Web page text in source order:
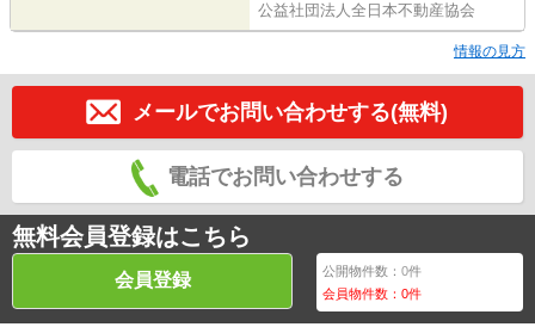
公益社団法人全日本不動産協会
情報の見方
メールでお問い合わせする(無料)
電話でお問い合わせする
無料会員登録はこちら
会員登録 公開物件数：0件
会員物件数：0件